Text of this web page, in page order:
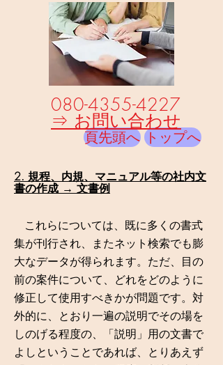
頁先頭へ トップへ
080-4355-4227
⇒ お問い合わせ
2. 規程、内規、マニュアル等の社内文
書の作成 → 文書例
これらについては、既に多くの書式
集が刊行され、またネット検索でも膨
大なデータが得られます。ただ、目の
前の案件について、どれをどのように
修正して使用すべきかが問題です。対
外的に、とおり一遍の説明でその場を
しのげる程度の、「説明」用の文書で
よしということであれば、とりあえず